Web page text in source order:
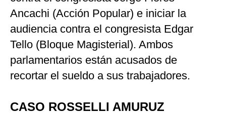
Ancachi (Acción Popular) e iniciar la
audiencia contra el congresista Edgar
Tello (Bloque Magisterial). Ambos
parlamentarios están acusados de
recortar el sueldo a sus trabajadores.
CASO ROSSELLI AMURUZ